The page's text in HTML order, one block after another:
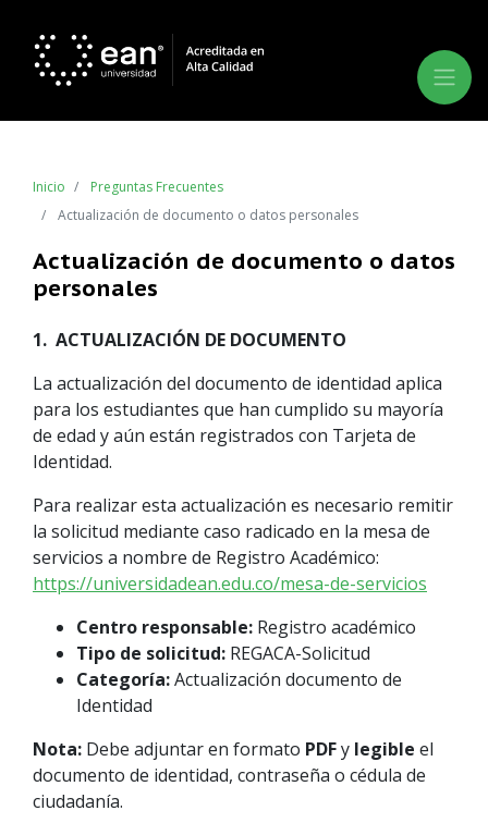
Inicio
Preguntas Frecuentes
Actualización de documento o datos personales
Actualización de documento o datos
personales
1. ACTUALIZACIÓN DE DOCUMENTO
La actualización del documento de identidad aplica
para los estudiantes que han cumplido su mayoría
de edad y aún están registrados con Tarjeta de
Identidad.
Para realizar esta actualización es necesario remitir
la solicitud mediante caso radicado en la mesa de
servicios a nombre de Registro Académico:
https://universidadean.edu.co/mesa-de-servicios
Centro responsable: Registro académico
Tipo de solicitud: REGACA-Solicitud
Categoría:Actualización documento de
Identidad
Nota: Debe adjuntar en formato PDFy legible el
documento de identidad, contraseña o cédula de
ciudadanía.